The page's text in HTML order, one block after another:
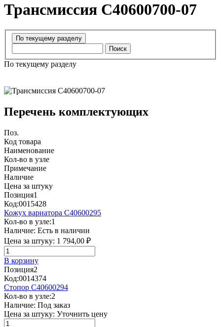
Трансмиссия С40600700-07
Поиск
По текущему разделу
Перечень комплектующих
Поз.
Код товара
Наименование
Кол-во в узле
Примечание
Наличие
Цена за штуку
Позиция1
Код:0015428
Кожух вариатора C40600295
Кол-во в узле:1
Наличие: Есть в наличии
Цена за штуку: 1 794,00 ₽
В корзину
Позиция2
Код:0014374
Стопор C40600294
Кол-во в узле:2
Наличие: Под заказ
Цена за штуку: Уточнить цену